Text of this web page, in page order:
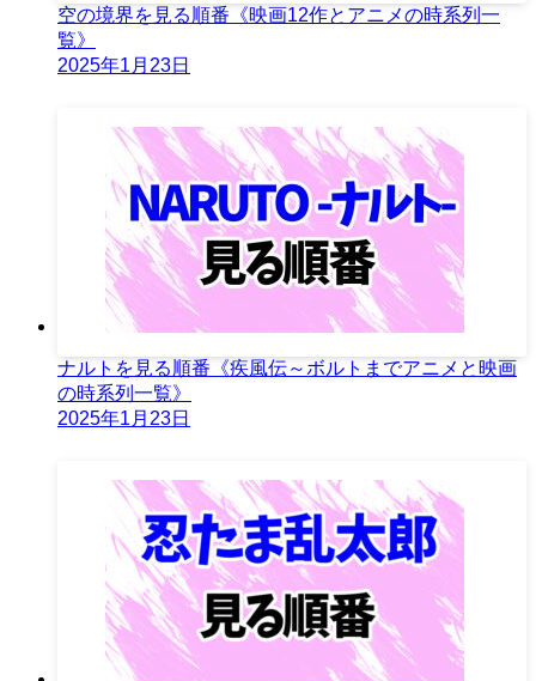
空の境界を見る順番《映画12作とアニメの時系列一
覧》
2025年1月23日
ナルトを見る順番《疾風伝～ボルトまでアニメと映画
の時系列一覧》
2025年1月23日